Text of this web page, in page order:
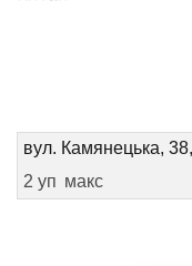
вул. Камянецька,
2 уп макс